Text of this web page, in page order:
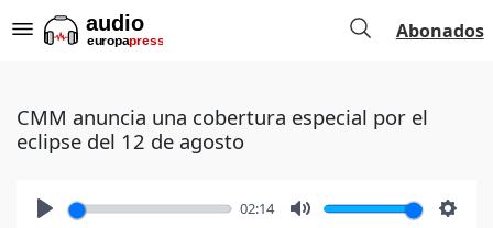
Abonados
CMM anuncia una cobertura especial por el
eclipse del 12 de agosto
02:14